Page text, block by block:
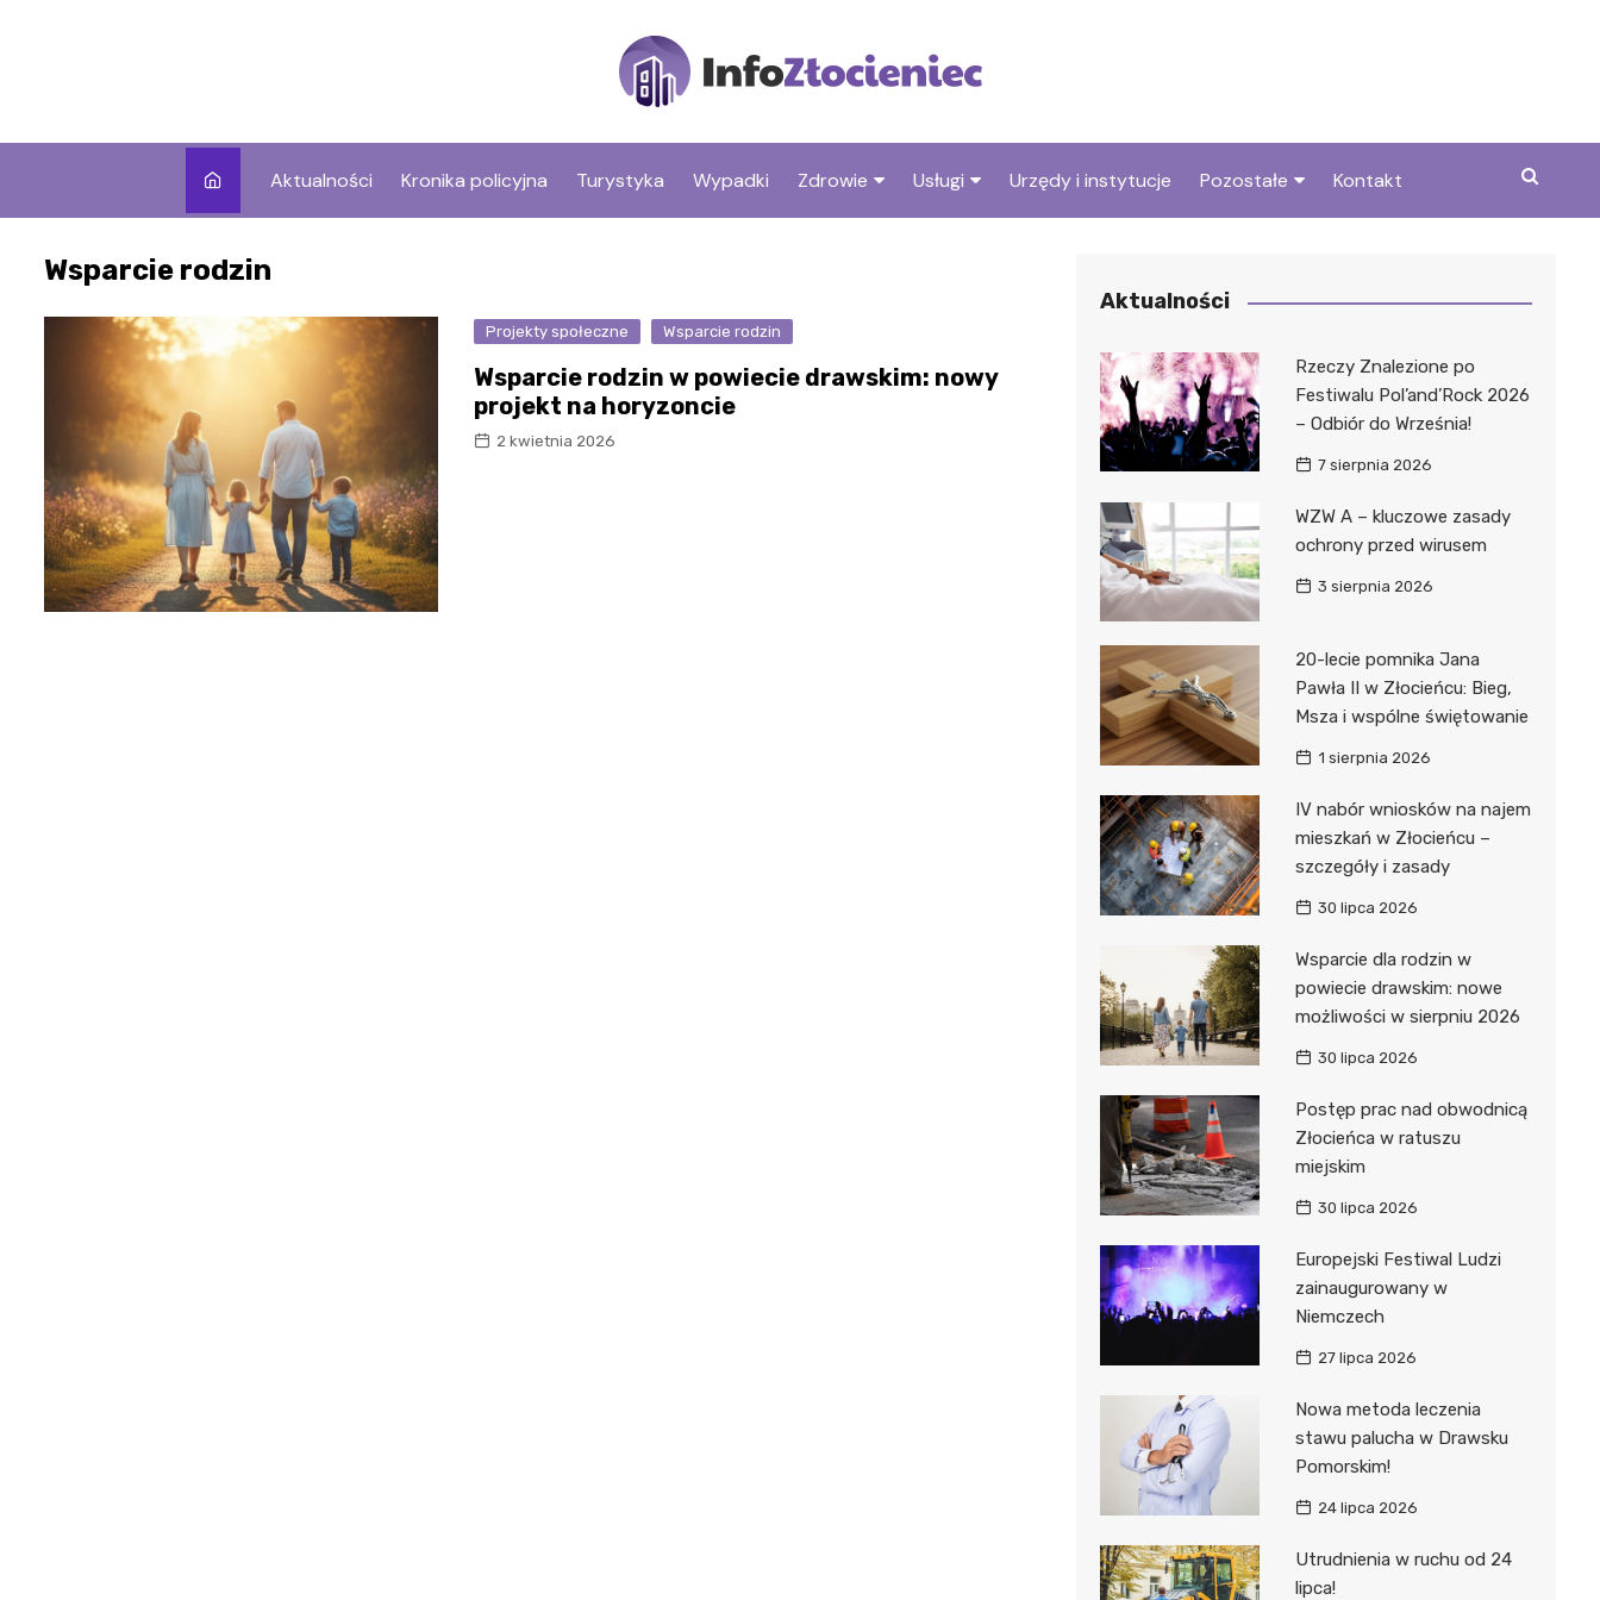
Aktualności Kronika policyjna Turystyka Wypadki Zdrowie Usługi Urzędy i instytucje Pozostałe Kontakt
Wsparcie rodzin
Projekty społeczne Wsparcie rodzin
Wsparcie rodzin w powiecie drawskim: nowy
projekt na horyzoncie
2 kwietnia 2026
Aktualności
Rzeczy Znalezione po
Festiwalu Pol’and’Rock 2026
– Odbiór do Września!
7 sierpnia 2026
WZW A – kluczowe zasady
ochrony przed wirusem
3 sierpnia 2026
20-lecie pomnika Jana
Pawła II w Złocieńcu: Bieg,
Msza i wspólne świętowanie
1 sierpnia 2026
IV nabór wniosków na najem
mieszkań w Złocieńcu –
szczegóły i zasady
30 lipca 2026
Wsparcie dla rodzin w
powiecie drawskim: nowe
możliwości w sierpniu 2026
30 lipca 2026
Postęp prac nad obwodnicą
Złocieńca w ratuszu
miejskim
30 lipca 2026
Europejski Festiwal Ludzi
zainaugurowany w
Niemczech
27 lipca 2026
Nowa metoda leczenia
stawu palucha w Drawsku
Pomorskim!
24 lipca 2026
Utrudnienia w ruchu od 24
lipca!